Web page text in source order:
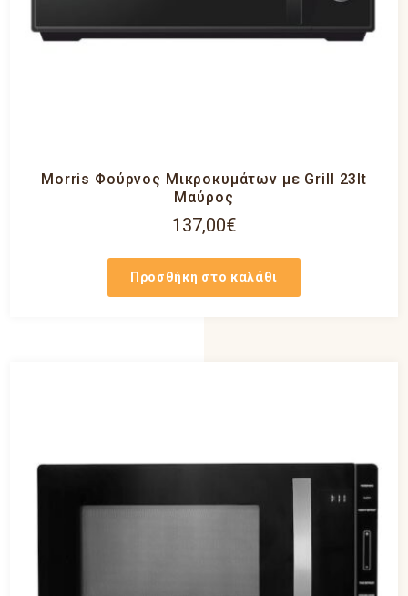
Morris Φούρνος Μικροκυμάτων με Grill 23lt
Μαύρος
137,00€
Προσθήκη στο καλάθι